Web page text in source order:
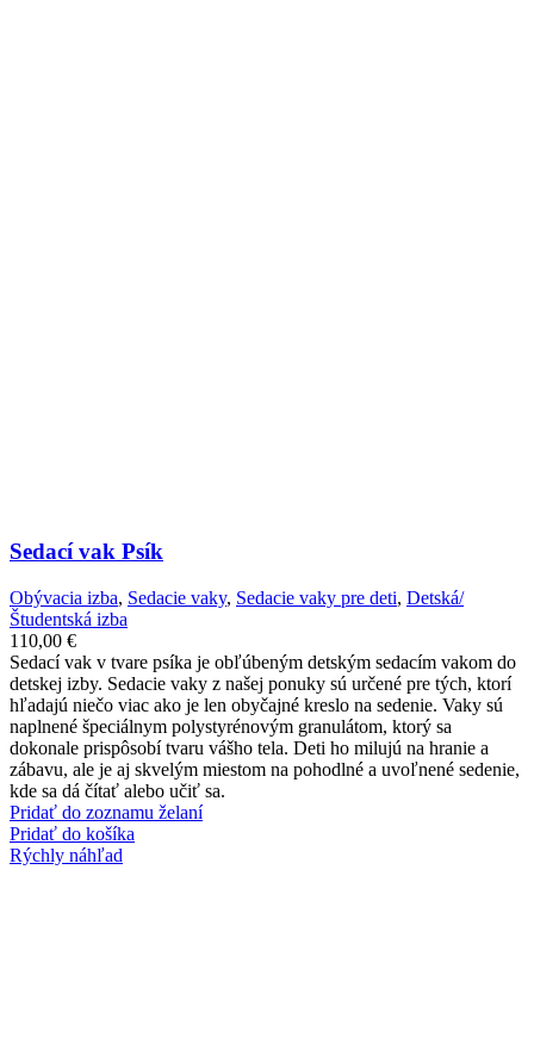
Sedací vak Psík
Obývacia izba, Sedacie vaky, Sedacie vaky pre deti, Detská/
Študentská izba
110,00 €
Sedací vak v tvare psíka je obľúbeným detským sedacím vakom do
detskej izby. Sedacie vaky z našej ponuky sú určené pre tých, ktorí
hľadajú niečo viac ako je len obyčajné kreslo na sedenie. Vaky sú
naplnené špeciálnym polystyrénovým granulátom, ktorý sa
dokonale prispôsobí tvaru vášho tela. Deti ho milujú na hranie a
zábavu, ale je aj skvelým miestom na pohodlné a uvoľnené sedenie,
kde sa dá čítať alebo učiť sa.
Pridať do zoznamu želaní
Pridať do košíka
Rýchly náhľad